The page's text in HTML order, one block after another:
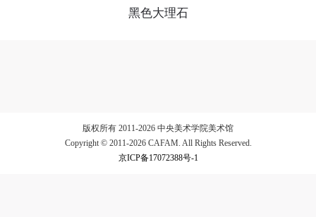
黑色大理石
版权所有 2011-2026 中央美术学院美术馆
Copyright © 2011-2026 CAFAM. All Rights Reserved.
京ICP备17072388号-1